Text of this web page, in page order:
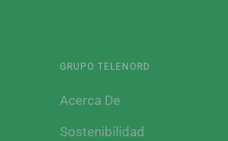
GRUPO TELENORD
Acerca De
Sostenibilidad